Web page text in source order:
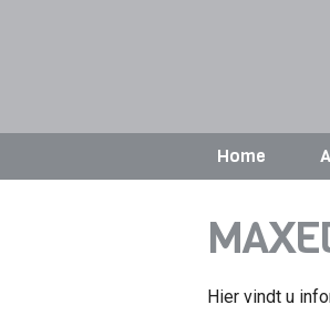
Home
Hier vindt u